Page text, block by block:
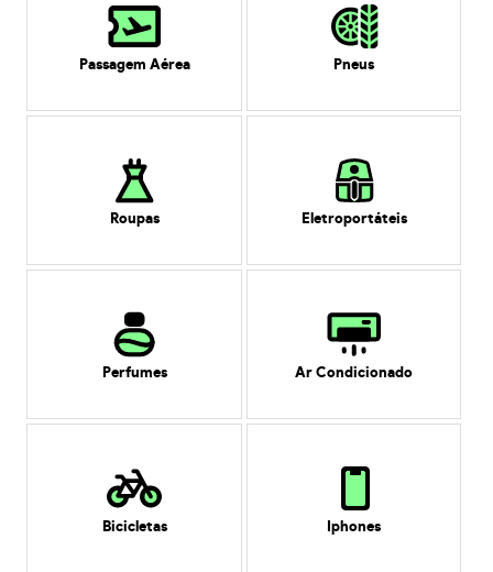
Passagem Aérea Pneus
Roupas Eletroportáteis
Perfumes Ar Condicionado
Bicicletas Iphones